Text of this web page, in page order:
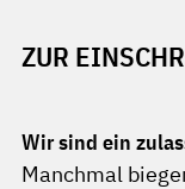
ZUR
Wir sind ein
Manchmal